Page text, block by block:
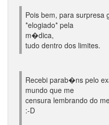
Pois bem, para surpresa
*elogiado* pela
m�dica,
tudo dentro dos limites.
Recebi parab�ns pelo
mundo que me
censura lembrando do
:-D